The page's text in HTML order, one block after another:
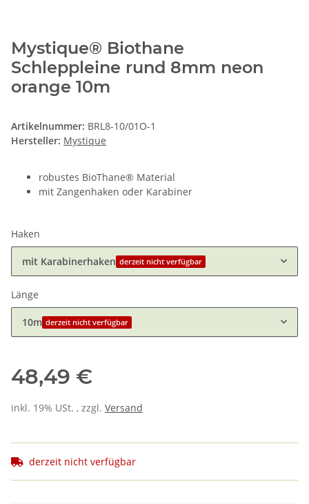
Mystique® Biothane
Schleppleine rund 8mm neon
orange 10m
Artikelnummer: BRL8-10/01O-1
Hersteller: Mystique
robustes BioThane® Material
mit Zangenhaken oder Karabiner
Haken
mit Karabinerhaken derzeit nicht verfügbar
Länge
10m derzeit nicht verfügbar
48,49 €
inkl. 19% USt. , zzgl. Versand
derzeit nicht verfügbar